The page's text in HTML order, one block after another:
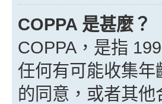
COPPA 是甚麼？
COPPA，是指
任何有可能收集
的同意，或者其